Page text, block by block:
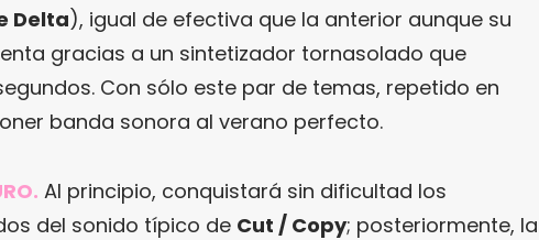
Delta), igual de efectiva que la anterior aunque su
gracias a un sintetizador tornasolado que
Con sólo este par de temas, repetido en
banda sonora al verano perfecto.
Al principio, conquistará sin dificultad los
del sonido típico de Cut / Copy; posteriormente, la